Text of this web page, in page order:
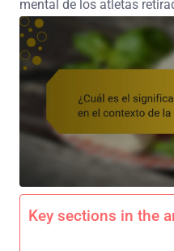
mental de los atletas
Key sections in the